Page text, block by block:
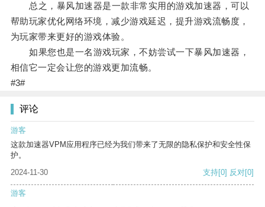
总之，暴风加速器是一款非常实用的游戏加速器，可以
帮助玩家优化网络环境，减少游戏延迟，提升游戏流畅度，
为玩家带来更好的游戏体验。
如果您也是一名游戏玩家，不妨尝试一下暴风加速器，
相信它一定会让您的游戏更加流畅。
#3#
评论
游客
这款加速器VPM应用程序已经为我们带来了无限的隐私保护和安全性保
护。
2024-11-30
支持[0] 反对[0]
游客